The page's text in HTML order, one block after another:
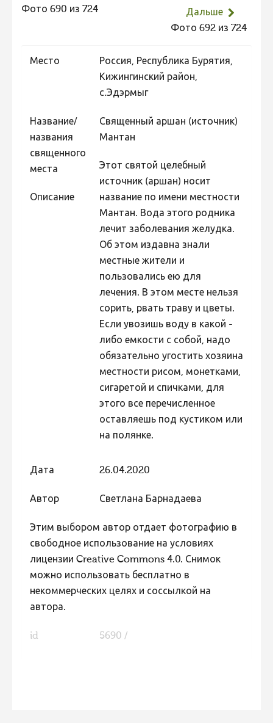
Фотоконкурс 2020
Фотоконкурс 2017
Фотоконкурс 2016
Фотоконкурс 2014
Фотоконкурс 2012
Фотоконкурс 2011
Фотоконкурс 2009
Фотоконкурс 2008
Фото 690 из 724
Дальше
Фото 692 из 724
Место
Россия, Республика Бурятия,
Кижингинский район,
с.Эдэрмыг
Название/
названия
священного
места
Священный аршан (источник)
Мантан
Описание
Этот святой целебный
источник (аршан) носит
название по имени местности
Мантан. Вода этого родника
лечит заболевания желудка.
Об этом издавна знали
местные жители и
пользовались ею для
лечения. В этом месте нельзя
сорить, рвать траву и цветы.
Если увозишь воду в какой -
либо емкости с собой, надо
обязательно угостить хозяина
местности рисом, монетками,
сигаретой и спичками, для
этого все перечисленное
оставляешь под кустиком или
на полянке.
Дата 26.04.2020
Автор Светлана Барнадаева
Этим выбором автор отдает фотографию в
свободное использование на условиях
лицензии Creative Commons 4.0. Снимок
можно использовать бесплатно в
некоммерческих целях и соссылкой на
автора.
id 5690 /